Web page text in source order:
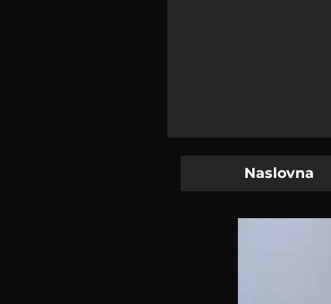
Naslovna